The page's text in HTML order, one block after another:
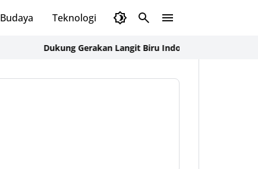
Budaya Teknologi Olahraga
Dukung Gerakan Langit Biru Indonesia Asri, Ka BPOKK